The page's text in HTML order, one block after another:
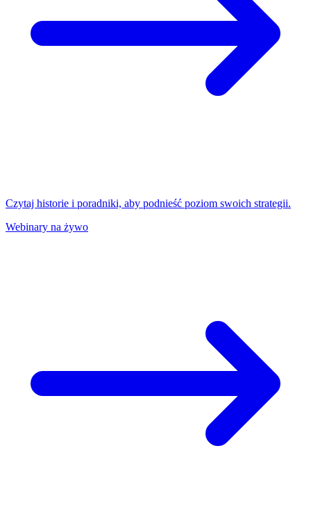
Czytaj historie i poradniki, aby podnieść poziom swoich strategii.
Webinary na żywo